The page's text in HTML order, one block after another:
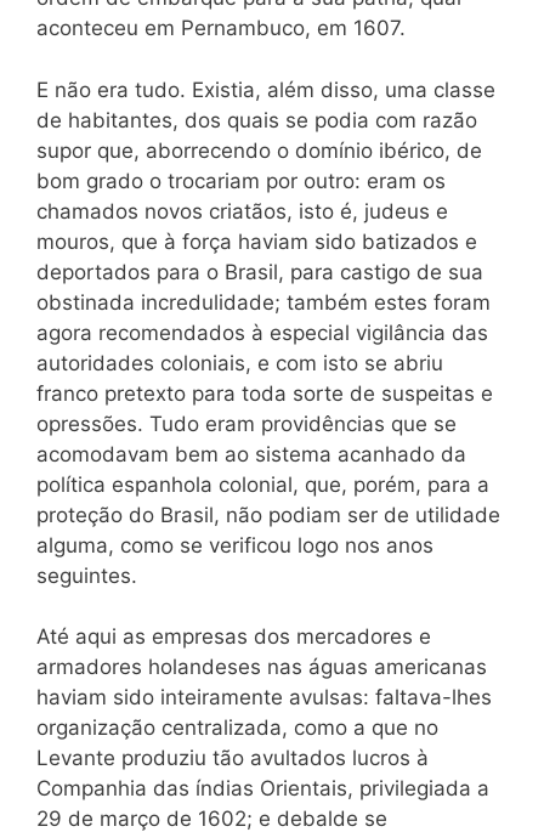
aconteceu em Pernambuco, em 1607.
E não era tudo. Existia, além disso, uma classe
de habitantes, dos quais se podia com razão
supor que, aborrecendo o domínio ibérico, de
bom grado o trocariam por outro: eram os
chamados novos criatãos, isto é, judeus e
mouros, que à força haviam sido batizados e
deportados para o Brasil, para castigo de sua
obstinada incredulidade; também estes foram
agora recomendados à especial vigilância das
autoridades coloniais, e com isto se abriu
franco pretexto para toda sorte de suspeitas e
opressões. Tudo eram providências que se
acomodavam bem ao sistema acanhado da
política espanhola colonial, que, porém, para a
proteção do Brasil, não podiam ser de utilidade
alguma, como se verificou logo nos anos
seguintes.
Até aqui as empresas dos mercadores e
armadores holandeses nas águas americanas
haviam sido inteiramente avulsas: faltava-lhes
organização centralizada, como a que no
Levante produziu tão avultados lucros à
Companhia das índias Orientais, privilegiada a
29 de março de 1602; e debalde se